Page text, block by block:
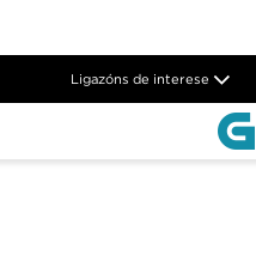
Ligazóns de interese